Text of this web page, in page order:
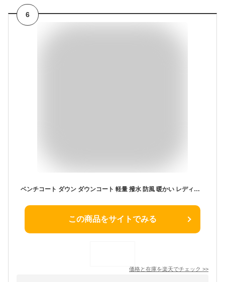
6
ベンチコート ダウン ダウンコート 軽量 撥水 防風 暖かい レディース メンズ アウター ダウンジャケット ロングコート ハイネック 袖 リブ 着ぶくれにくい スポーツ観戦 旅行 通勤 通学 大きいサイズ ギフト 大きめ おしゃれ パティ ezo& エゾト
この商品をサイトでみる
価格と在庫を楽天でチェック >>